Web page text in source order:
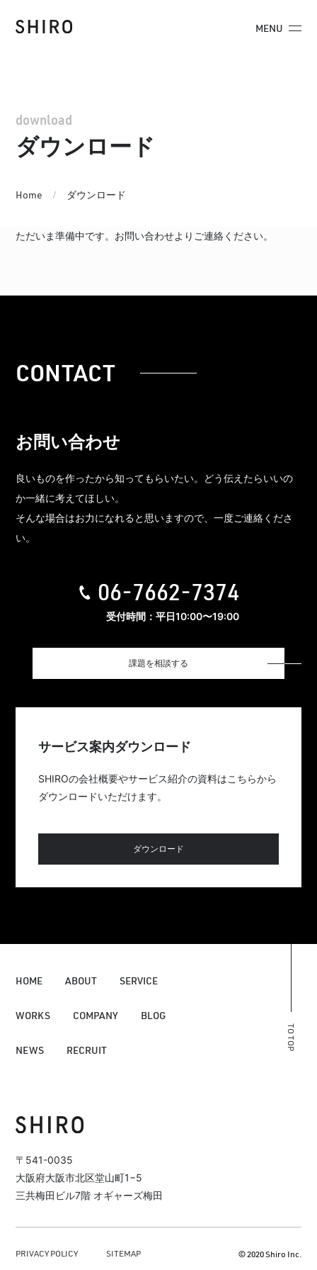
MENU
ダウンロード
download
Home ダウンロード
ただいま準備中です。 お問い合わせよりご連絡ください。
CONTACT
お問い合わせ
良いものを作ったから知ってもらいたい。どう伝えたらいいの
か一緒に考えてほしい。
そんな場合はお力になれると思いますので、一度ご連絡くださ
い。
06-7662-7374
受付時間：平日10:00〜19:00
課題を相談する
サービス案内ダウンロード
SHIROの会社概要やサービス紹介の資料はこちらから
ダウンロードいただけます。
ダウンロード
HOME ABOUT SERVICE
WORKS COMPANY BLOG
NEWS RECRUIT
〒541-0035
大阪府大阪市北区堂山町1−5
三共梅田ビル7階 オギャーズ梅田
PRIVACY POLICY SITEMAP © 2020 Shiro Inc.
TO TOP